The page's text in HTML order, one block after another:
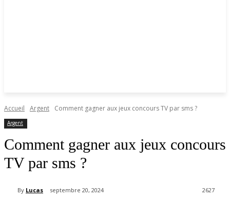
Accueil Argent Comment gagner aux jeux concours TV par sms ?
Argent
Comment gagner aux jeux concours
TV par sms ?
By Lucas septembre 20, 2024 2627